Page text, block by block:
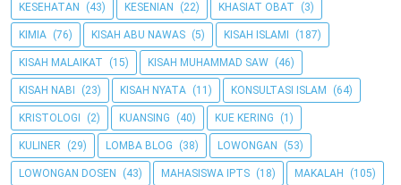
KESEHATAN (43) KESENIAN (22) KHASIAT OBAT (3)
KIMIA (76) KISAH ABU NAWAS (5) KISAH ISLAMI (187)
KISAH MALAIKAT (15) KISAH MUHAMMAD SAW (46)
KISAH NABI (23) KISAH NYATA (11) KONSULTASI ISLAM (64)
KRISTOLOGI (2) KUANSING (40) KUE KERING (1)
KULINER (29) LOMBA BLOG (38) LOWONGAN (53)
LOWONGAN DOSEN (43) MAHASISWA IPTS (18) MAKALAH (105)